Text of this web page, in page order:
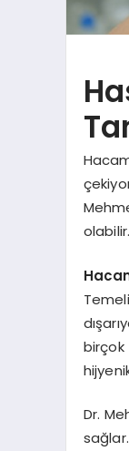
olabilir.
birçok
Dr.